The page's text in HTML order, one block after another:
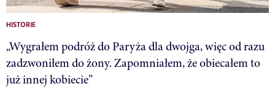
HISTORIE
„Wygrałem podróż do Paryża dla dwojga, więc od razu
zadzwoniłem do żony. Zapomniałem, że obiecałem to
już innej kobiecie”